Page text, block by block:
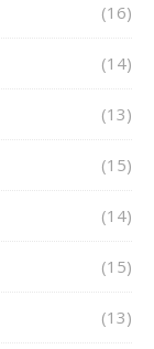
(16)
(14)
(13)
(15)
(14)
(15)
(13)